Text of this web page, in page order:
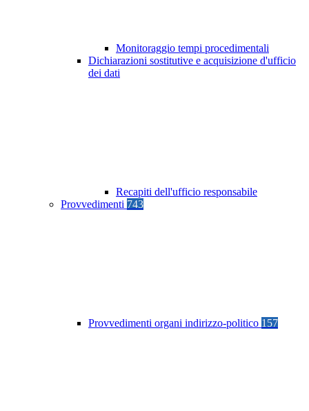
Monitoraggio tempi procedimentali
Dichiarazioni sostitutive e acquisizione d'ufficio
dei dati
Recapiti dell'ufficio responsabile
Provvedimenti 743
Provvedimenti organi indirizzo-politico 157